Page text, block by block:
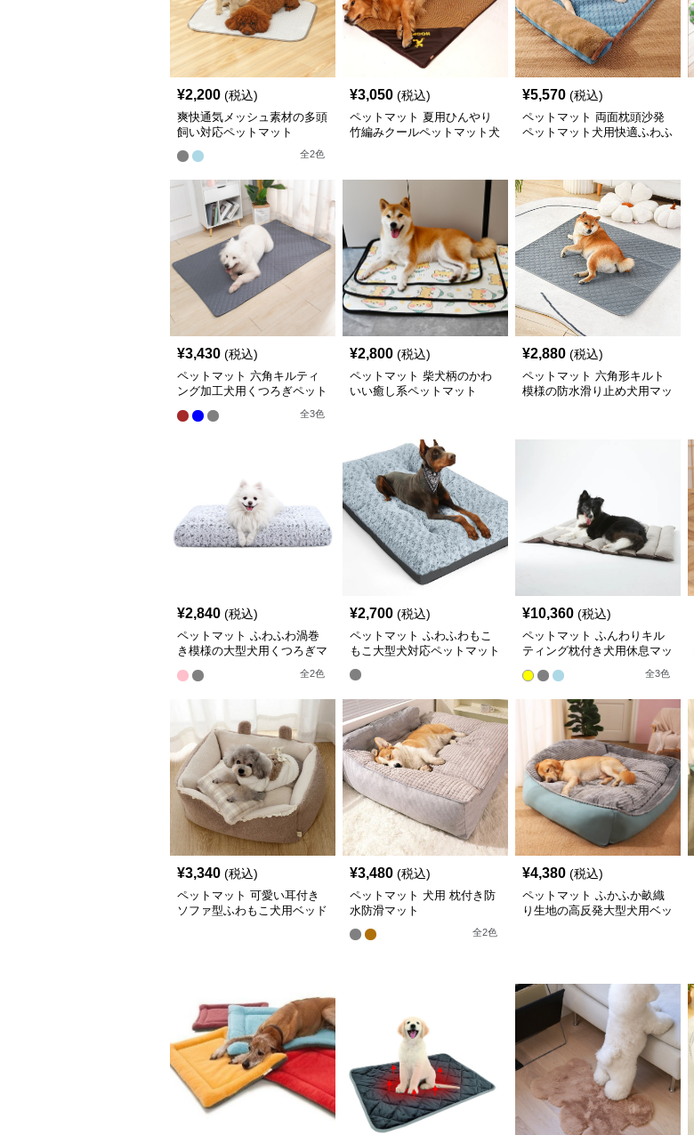
¥2,200 (税込)
爽快通気メッシュ素材の多頭
飼い対応ペットマット
全2色
¥3,050 (税込)
ペットマット 夏用ひんやり
竹編みクールペットマット犬
¥5,570 (税込)
ペットマット 両面枕頭沙発
ペットマット犬用快適ふわふ
¥3,430 (税込)
ペットマット 六角キルティ
ング加工犬用くつろぎペット
全3色
¥2,800 (税込)
ペットマット 柴犬柄のかわ
いい癒し系ペットマット
¥2,880 (税込)
ペットマット 六角形キルト
模様の防水滑り止め犬用マッ
¥2,840 (税込)
ペットマット ふわふわ渦巻
き模様の大型犬用くつろぎマ
全2色
¥2,700 (税込)
ペットマット ふわふわもこ
もこ大型犬対応ペットマット
¥10,360 (税込)
ペットマット ふんわりキル
ティング枕付き犬用休息マッ
全3色
¥3,340 (税込)
ペットマット 可愛い耳付き
ソファ型ふわもこ犬用ベッド
¥3,480 (税込)
ペットマット 犬用 枕付き防
水防滑マット
全2色
¥4,380 (税込)
ペットマット ふかふか畝織
り生地の高反発大型犬用ベッ